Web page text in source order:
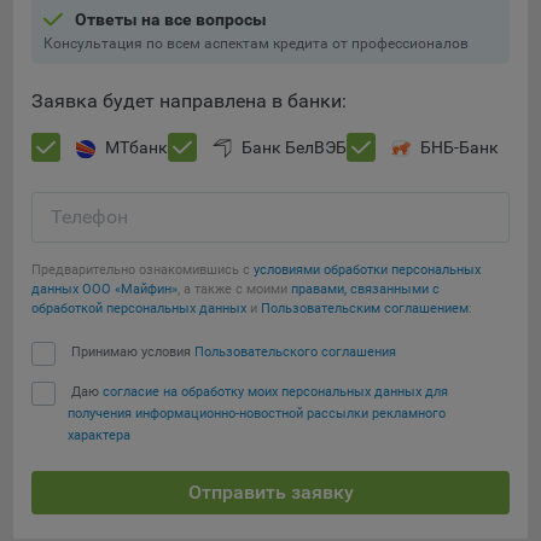
Подобные функции улучшают условия работы
пользователей с сайтом.
контента. Данные файлы cookie собирают информацию о
выборе пользователя на сайте и его предпочтениях и
позволяют Обществу «запомнить» информацию о
настройках для того, чтобы соответствующим образом
9.4. Аналитические файлы cookie, например
Яндекс.Метрика, Google Analytics. Данные файлы cookie
использовал сайты, и позволяют Обществу вносить в них
улучшения.
выявлять трудности, возникающие при использовании
сайта, а также позволяют оценить эффективность
Сохранить мои изменения
Сохранить по умолчанию
Ответы на все вопросы
Консультация по всем аспектам кредита от профессионалов
Заявка будет направлена в банки:
МТбанк Банк БелВЭБ БНБ-Банк
Телефон
Предварительно ознакомившись с условиями обработки персональных
данных ООО «Майфин», а также с моими правами, связанными с
обработкой персональных данных и Пользовательским соглашением:
Принимаю условия Пользовательского соглашения
Даю согласие на обработку моих персональных данных для
получения информационно-новостной рассылки рекламного
характера
Отправить заявку